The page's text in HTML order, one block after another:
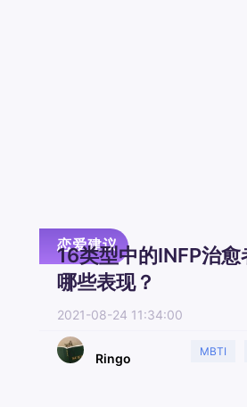
恋爱建议
16类型中的INFP治
哪些表现？
2021-08-24 11:34:00
Ringo MBTI